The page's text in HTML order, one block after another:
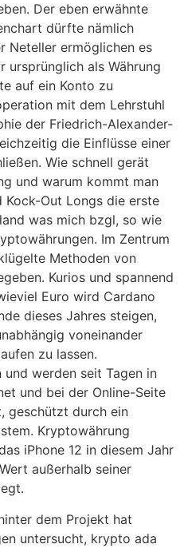
Der eben erwähnte
dürfte nämlich
Neteller ermöglichen es
ursprünglich als Währung
auf ein Konto zu
mit dem Lehrstuhl
der Friedrich-Alexander-
die Einflüsse einer
Wie schnell gerät
und warum kommt man
Kock-Out Longs die erste
was mich bzgl, so wie
Im Zentrum
Methoden von
Kurios und spannend
Euro wird Cardano
dieses Jahres steigen,
voneinander
zu lassen.
und werden seit Tagen in
und bei der Online-Seite
geschützt durch ein
Kryptowährung
iPhone 12 in diesem Jahr
außerhalb seiner
dem Projekt hat
untersucht, krypto ada